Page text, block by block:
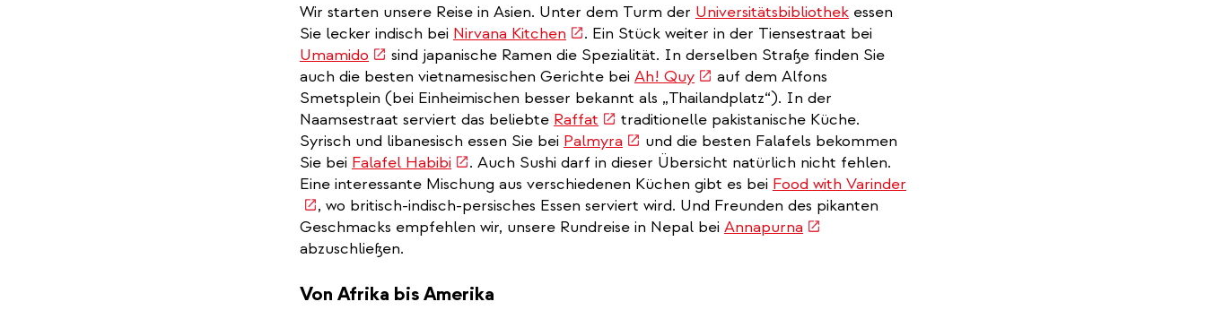
Wir starten unsere Reise in Asien. Unter dem Turm der Universitätsbibliothek essen
Sie lecker indisch bei Nirvana Kitchen (link
is
external)
. Ein Stück weiter in der Tiensestraat bei
Umamido (link
is
external)
sind japanische Ramen die Spezialität. In derselben Straße finden Sie
auch die besten vietnamesischen Gerichte bei Ah! Quy(link
is
external)
auf dem Alfons
Smetsplein (bei Einheimischen besser bekannt als „Thailandplatz“). In der
Naamsestraat serviert das beliebte Raffat (link
is
external)
traditionelle pakistanische Küche.
Syrisch und libanesisch essen Sie bei Palmyra (link
is
external)
und die besten Falafels bekommen
Sie bei Falafel Habibi (link
is
external)
. Auch Sushi darf in dieser Übersicht natürlich nicht fehlen.
Eine interessante Mischung aus verschiedenen Küchen gibt es bei Food with Varinder
, wo britisch-indisch-persisches Essen serviert wird. Und Freunden des pikanten
Geschmacks empfehlen wir, unsere Rundreise in Nepal bei Annapurna (link
abzuschließen.
Von Afrika bis Amerika